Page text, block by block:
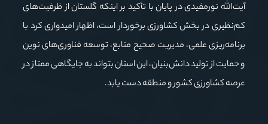
آیت‌الله نورمفیدی در پایان با تأکید بر اینکه گلستان از ظرفیت‌های
کم‌نظیری در بخش کشاورزی برخوردار است، اظهار امیدواری کرد با
برنامه‌ریزی علمی، مدیریت صحیح منابع، توسعه فناوری‌های نوین
و حمایت از تولید دانش‌بنیان، این استان بتواند به جایگاهی ممتاز در
عرصه کشاورزی کشور و منطقه دست یابد.